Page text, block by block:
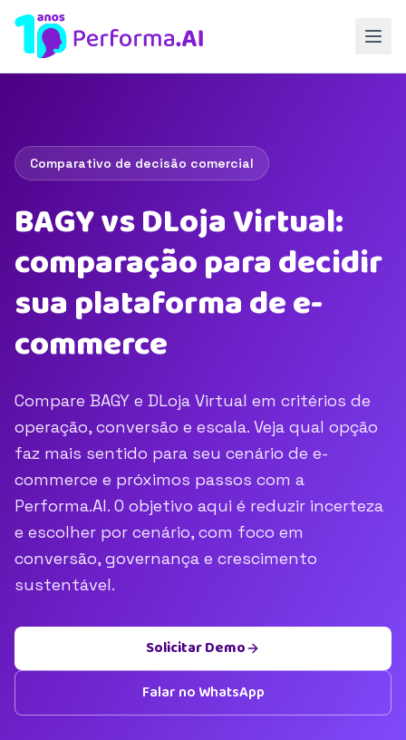
Comparativo de decisão comercial
BAGY vs DLoja Virtual:
comparação para decidir
sua plataforma de e-
commerce
Compare BAGY e DLoja Virtual em critérios de
operação, conversão e escala. Veja qual opção
faz mais sentido para seu cenário de e-
commerce e próximos passos com a
Performa.AI. O objetivo aqui é reduzir incerteza
e escolher por cenário, com foco em
conversão, governança e crescimento
sustentável.
Solicitar Demo
Falar no WhatsApp